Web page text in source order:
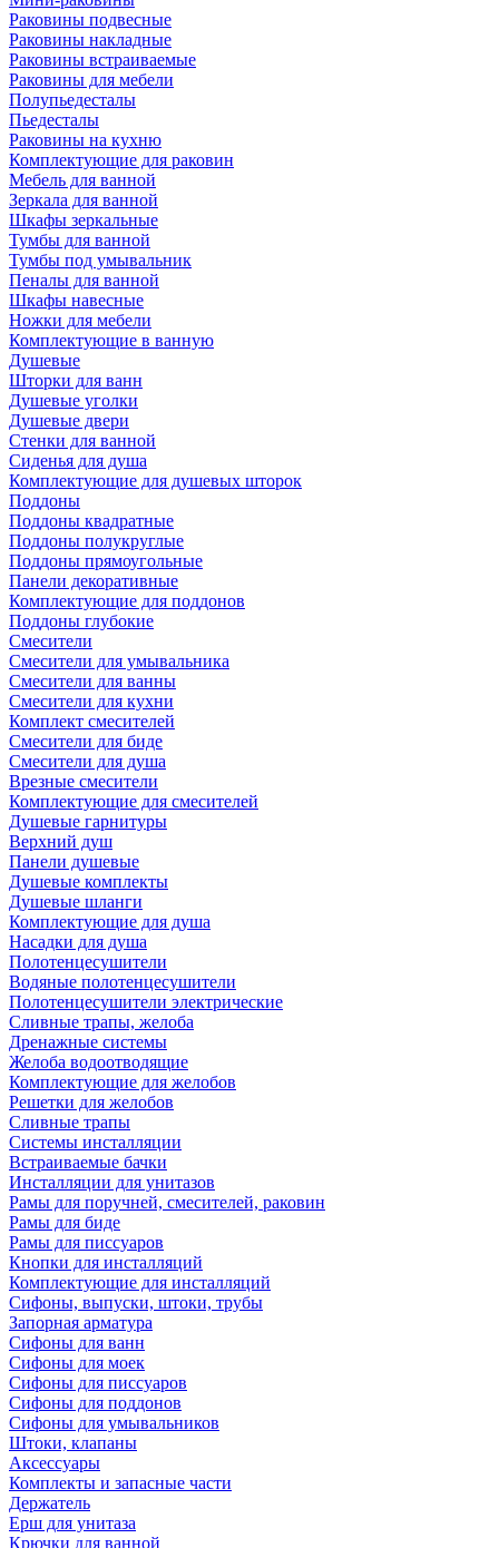
Раковины подвесные
Раковины накладные
Раковины встраиваемые
Раковины для мебели
Полупьедесталы
Пьедесталы
Раковины на кухню
Комплектующие для раковин
Мебель для ванной
Зеркала для ванной
Шкафы зеркальные
Тумбы для ванной
Тумбы под умывальник
Пеналы для ванной
Шкафы навесные
Ножки для мебели
Комплектующие в ванную
Душевые
Шторки для ванн
Душевые уголки
Душевые двери
Стенки для ванной
Сиденья для душа
Комплектующие для душевых шторок
Поддоны
Поддоны квадратные
Поддоны полукруглые
Поддоны прямоугольные
Панели декоративные
Комплектующие для поддонов
Поддоны глубокие
Смесители
Смесители для умывальника
Смесители для ванны
Смесители для кухни
Комплект смесителей
Смесители для биде
Смесители для душа
Врезные смесители
Комплектующие для смесителей
Душевые гарнитуры
Верхний душ
Панели душевые
Душевые комплекты
Душевые шланги
Комплектующие для душа
Насадки для душа
Полотенцесушители
Водяные полотенцесушители
Полотенцесушители электрические
Сливные трапы, желоба
Дренажные системы
Желоба водоотводящие
Комплектующие для желобов
Решетки для желобов
Сливные трапы
Системы инсталляции
Встраиваемые бачки
Инсталляции для унитазов
Рамы для поручней, смесителей, раковин
Рамы для биде
Рамы для писсуаров
Кнопки для инсталляций
Комплектующие для инсталляций
Сифоны, выпуски, штоки, трубы
Запорная арматура
Сифоны для ванн
Сифоны для моек
Сифоны для писсуаров
Сифоны для поддонов
Сифоны для умывальников
Штоки, клапаны
Аксессуары
Комплекты и запасные части
Держатель
Ерш для унитаза
Крючки для ванной